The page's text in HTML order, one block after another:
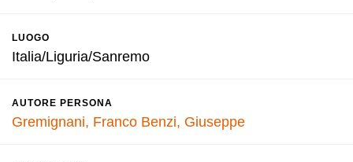
LUOGO
Italia/Liguria/Sanremo
AUTORE PERSONA
Gremignani, Franco Benzi, Giuseppe